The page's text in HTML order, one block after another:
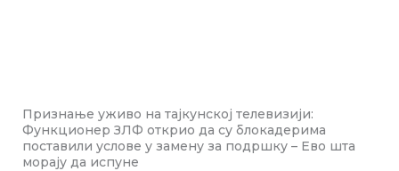
Признање уживо на тајкунској телевизији:
Функционер ЗЛФ открио да су блокадерима
поставили услове у замену за подршку – Ево шта
морају да испуне